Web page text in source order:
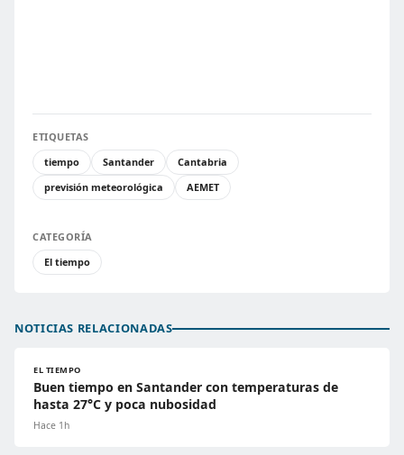
ETIQUETAS
tiempo
Santander
Cantabria
previsión meteorológica
AEMET
CATEGORÍA
El tiempo
NOTICIAS RELACIONADAS
EL TIEMPO
Buen tiempo en Santander con temperaturas de
hasta 27°C y poca nubosidad
Hace 1h